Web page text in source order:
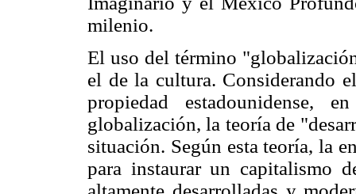
milenio.
El uso del término
el de la cultura. Considerando
propiedad
globalización, la teoría de
situación. Según esta teoría, la
para instaurar un capitalismo